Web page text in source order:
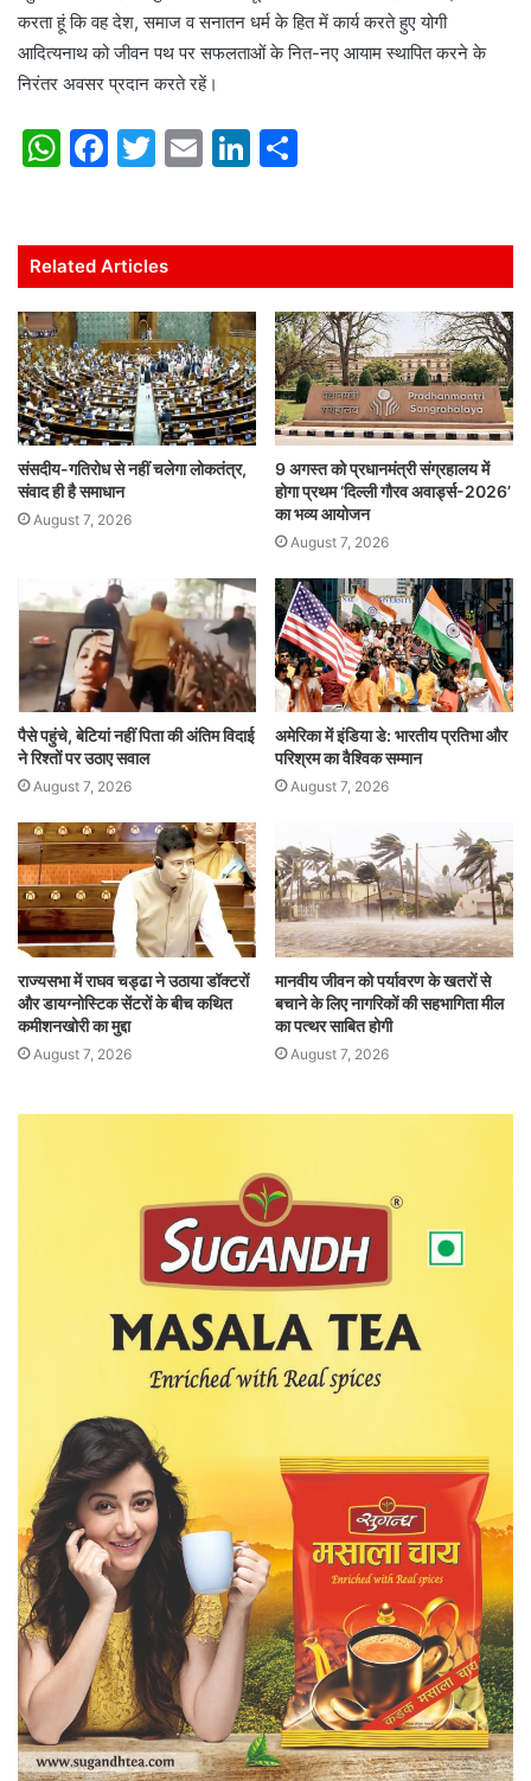
करता हूं कि वह देश, समाज व सनातन धर्म के हित में कार्य करते हुए योगी
आदित्यनाथ को जीवन पथ पर सफलताओं के नित-नए आयाम स्थापित करने के
निरंतर अवसर प्रदान करते रहें।
W
s
A
p
p
F
e
b
o
o
k
T
er
E
l
Li
e
dI
n
e
Related Articles
संसदीय-गतिरोध से नहीं चलेगा लोकतंत्र,
संवाद ही है समाधान
August 7, 2026
9 अगस्त को प्रधानमंत्री संग्रहालय में
होगा प्रथम ‘दिल्ली गौरव अवार्ड्स-2026’
का भव्य आयोजन
August 7, 2026
पैसे पहुंचे, बेटियां नहीं पिता की अंतिम विदाई
ने रिश्तों पर उठाए सवाल
August 7, 2026
अमेरिका में इंडिया डे: भारतीय प्रतिभा और
परिश्रम का वैश्विक सम्मान
August 7, 2026
राज्यसभा में राघव चड्ढा ने उठाया डॉक्टरों
और डायग्नोस्टिक सेंटरों के बीच कथित
कमीशनखोरी का मुद्दा
August 7, 2026
मानवीय जीवन को पर्यावरण के खतरों से
बचाने के लिए नागरिकों की सहभागिता मील
का पत्थर साबित होगी
August 7, 2026